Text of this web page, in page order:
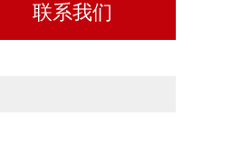
联系我们